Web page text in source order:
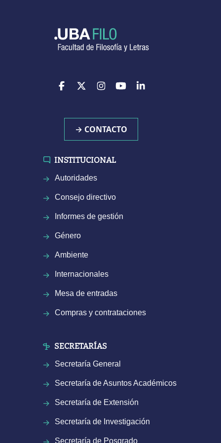
→ CONTACTO
INSTITUCIONAL
Autoridades
Consejo directivo
Informes de gestión
Género
Ambiente
Internacionales
Mesa de entradas
Compras y contrataciones
SECRETARÍAS
Secretaría General
Secretaría de Asuntos Académicos
Secretaría de Extensión
Secretaría de Investigación
Secretaría de Posgrado